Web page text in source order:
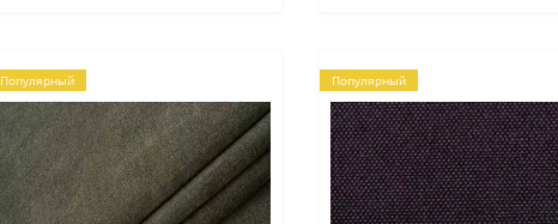
Популярный Популярный